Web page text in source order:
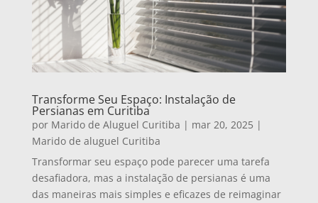
Transforme Seu Espaço: Instalação de
Persianas em Curitiba
por Marido de Aluguel Curitiba | mar 20, 2025 |
Marido de aluguel Curitiba
Transformar seu espaço pode parecer uma tarefa
desafiadora, mas a instalação de persianas é uma
das maneiras mais simples e eficazes de reimaginar